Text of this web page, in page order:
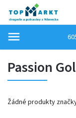
Passion
Žádné produkty